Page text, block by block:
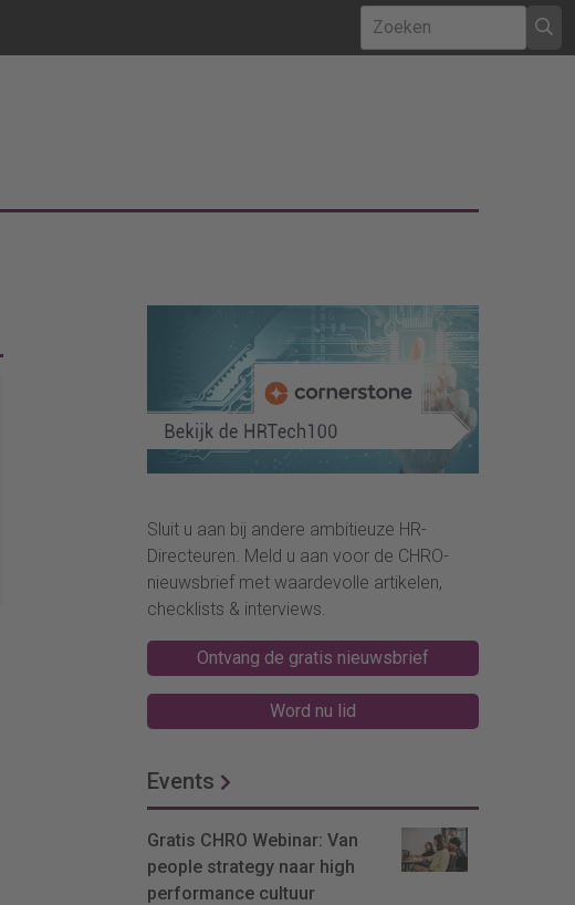
Sluit u aan bij andere ambitieuze HR-
Directeuren. Meld u aan voor de CHRO-
nieuwsbrief met waardevolle artikelen,
checklists & interviews.
Ontvang de gratis nieuwsbrief
Word nu lid
Events
Gratis CHRO Webinar: Van
people strategy naar high
performance cultuur